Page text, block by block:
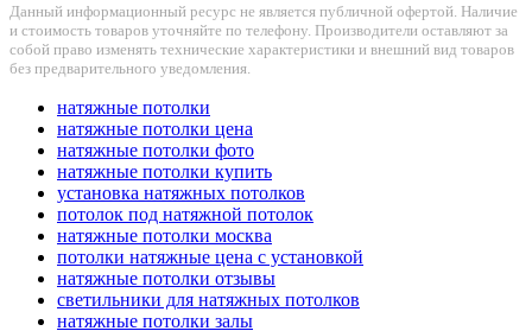
Данный информационный ресурс не является публичной офертой. Наличие
и стоимость товаров уточняйте по телефону. Производители оставляют за
собой право изменять технические характеристики и внешний вид товаров
без предварительного уведомления.
натяжные потолки
натяжные потолки цена
натяжные потолки фото
натяжные потолки купить
установка натяжных потолков
потолок под натяжной потолок
натяжные потолки москва
потолки натяжные цена с установкой
натяжные потолки отзывы
светильники для натяжных потолков
натяжные потолки залы